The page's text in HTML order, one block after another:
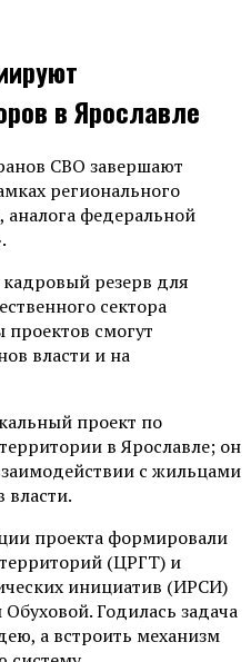
в Ярославле
СВО завершают
регионального
аналога федеральной
резерв для
сектора
проектов смогут
власти и на
проект по
в Ярославле; он
с жильцами
власти.
проекта формировали
(ЦРГТ) и
инициатив (ИРСИ)
Годилась задача
а встроить механизм